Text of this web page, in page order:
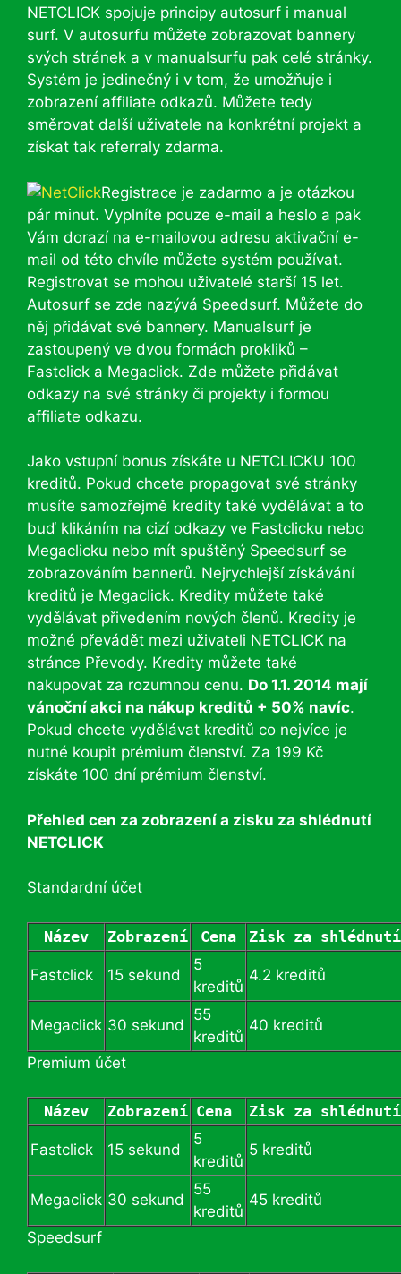
NETCLICK spojuje principy autosurf i manual
surf. V autosurfu můžete zobrazovat bannery
svých stránek a v manualsurfu pak celé stránky.
Systém je jedinečný i v tom, že umožňuje i
zobrazení affiliate odkazů. Můžete tedy
směrovat další uživatele na konkrétní projekt a
získat tak referraly zdarma.
Registrace je zadarmo a je otázkou
pár minut. Vyplníte pouze e-mail a heslo a pak
Vám dorazí na e-mailovou adresu aktivační e-
mail od této chvíle můžete systém používat.
Registrovat se mohou uživatelé starší 15 let.
Autosurf se zde nazývá Speedsurf. Můžete do
něj přidávat své bannery. Manualsurf je
zastoupený ve dvou formách prokliků –
Fastclick a Megaclick. Zde můžete přidávat
odkazy na své stránky či projekty i formou
affiliate odkazu.
Jako vstupní bonus získáte u NETCLICKU 100
kreditů. Pokud chcete propagovat své stránky
musíte samozřejmě kredity také vydělávat a to
buď klikáním na cizí odkazy ve Fastclicku nebo
Megaclicku nebo mít spuštěný Speedsurf se
zobrazováním bannerů. Nejrychlejší získávání
kreditů je Megaclick. Kredity můžete také
vydělávat přivedením nových členů. Kredity je
možné převádět mezi uživateli NETCLICK na
stránce Převody. Kredity můžete také
nakupovat za rozumnou cenu. Do 1.1. 2014 mají
vánoční akci na nákup kreditů + 50% navíc.
Pokud chcete vydělávat kreditů co nejvíce je
nutné koupit prémium členství. Za 199 Kč
získáte 100 dní prémium členství.
Přehled cen za zobrazení a zisku za shlédnutí
NETCLICK
Standardní účet
Název Zobrazení Cena Zisk za shlédnutí
Fastclick 15 sekund
5
kreditů
4.2 kreditů
Megaclick 30 sekund
55
kreditů
40 kreditů
Premium účet
Název Zobrazení Cena Zisk za shlédnutí
Fastclick 15 sekund
5
kreditů
5 kreditů
Megaclick 30 sekund
55
kreditů
45 kreditů
Speedsurf